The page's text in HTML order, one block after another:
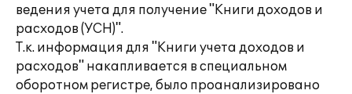
ведения учета для получение "Книги доходов и
расходов (УСН)".
Т.к. информация для "Книги учета доходов и
расходов" накапливается в специальном
оборотном регистре, было проанализировано